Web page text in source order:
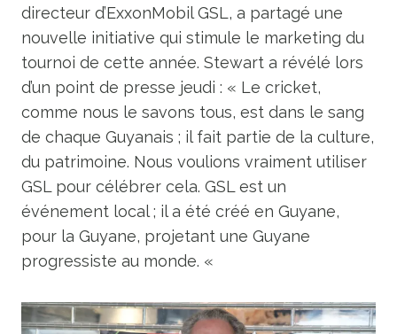
directeur d’ExxonMobil GSL, a partagé une
nouvelle initiative qui stimule le marketing du
tournoi de cette année. Stewart a révélé lors
d’un point de presse jeudi : « Le cricket,
comme nous le savons tous, est dans le sang
de chaque Guyanais ; il fait partie de la culture,
du patrimoine. Nous voulions vraiment utiliser
GSL pour célébrer cela. GSL est un
événement local ; il a été créé en Guyane,
pour la Guyane, projetant une Guyane
progressiste au monde. «